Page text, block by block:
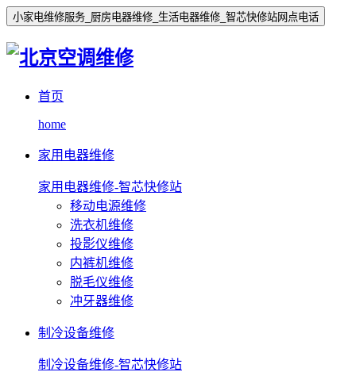
小家电维修服务_厨房电器维修_生活电器维修_智芯快修站网点电话
首页
home
家用电器维修
家用电器维修-智芯快修站
移动电源维修
洗衣机维修
投影仪维修
内裤机维修
脱毛仪维修
冲牙器维修
制冷设备维修
制冷设备维修-智芯快修站